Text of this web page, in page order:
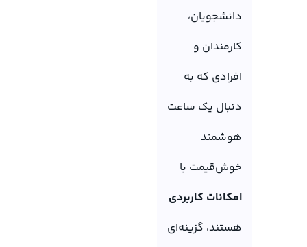
دانشجویان،
کارمندان و
افرادی که به
دنبال یک ساعت
هوشمند
خوش‌قیمت با
امکانات کاربردی
هستند، گزینه‌ای